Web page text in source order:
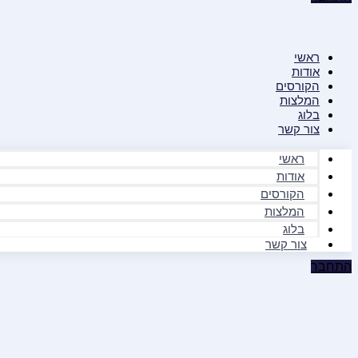
ראשי
אודות
הקורסים
המלצות
בלוג
צור קשר
ראשי
אודות
הקורסים
המלצות
בלוג
צור קשר
התחבר